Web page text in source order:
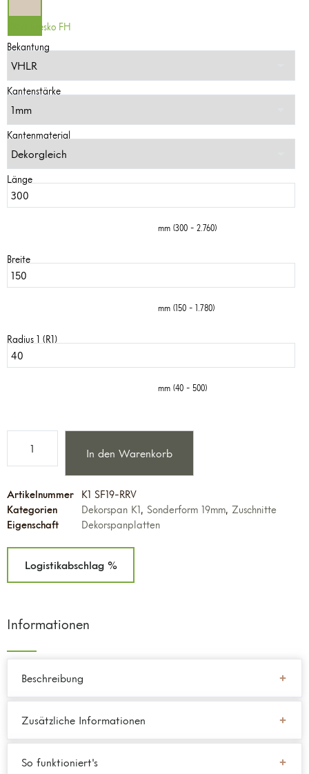
0071 Fresko FH
Bekantung
Kantenstärke
Kantenmaterial
Länge
mm (300 - 2.760)
Breite
mm (150 - 1.780)
Radius 1 (R1)
mm (40 - 500)
In den Warenkorb
Artikelnummer
K1 SF19-RRV
Kategorien
Dekorspan K1, Sonderform 19mm, Zuschnitte
Eigenschaft
Dekorspanplatten
Logistikabschlag %
Informationen
Beschreibung
Zusätzliche Informationen
So funktioniert's